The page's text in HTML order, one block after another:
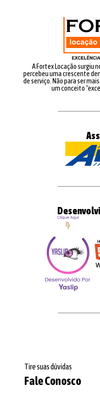
A Fortex Locação surgiu
percebeu uma crescente
de serviço. Não para ser
um conceito
Tire suas dúvidas
Fale Conosco